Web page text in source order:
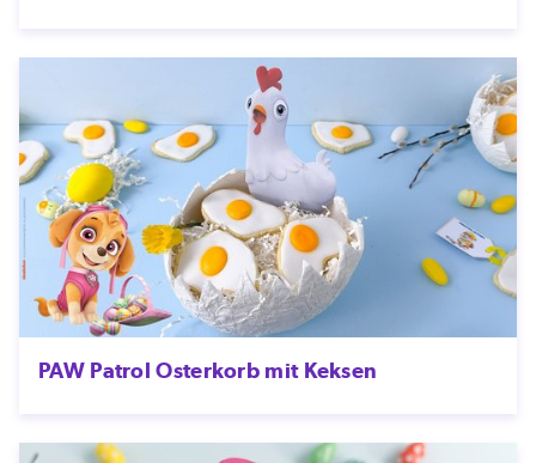
PAW Patrol Osterkorb mit Keksen